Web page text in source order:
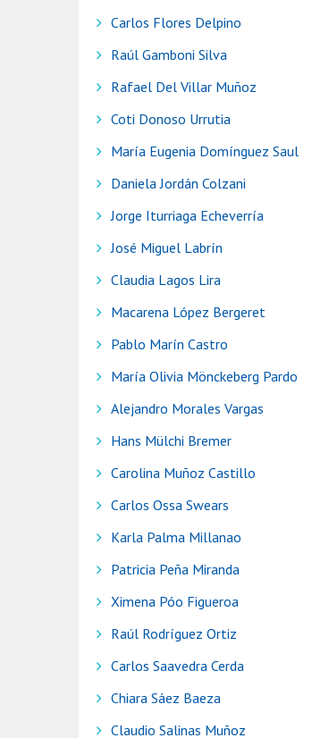
Carlos Flores Delpino
Raúl Gamboni Silva
Rafael Del Villar Muñoz
Coti Donoso Urrutia
María Eugenia Domínguez Saul
Daniela Jordán Colzani
Jorge Iturriaga Echeverría
José Miguel Labrín
Claudia Lagos Lira
Macarena López Bergeret
Pablo Marín Castro
María Olivia Mönckeberg Pardo
Alejandro Morales Vargas
Hans Mülchi Bremer
Carolina Muñoz Castillo
Carlos Ossa Swears
Karla Palma Millanao
Patricia Peña Miranda
Ximena Póo Figueroa
Raúl Rodríguez Ortiz
Carlos Saavedra Cerda
Chiara Sáez Baeza
Claudio Salinas Muñoz